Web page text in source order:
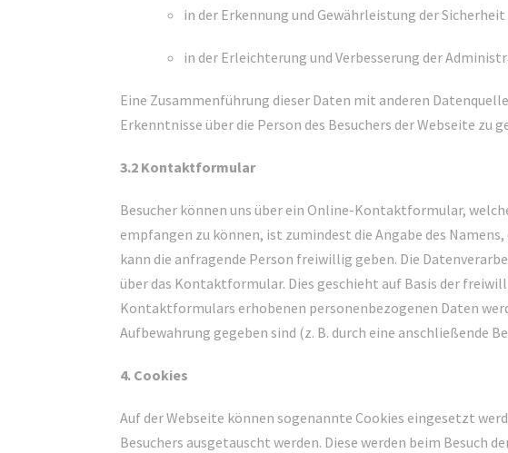
in der Erkennung und Gewährleistung der
in der Erleichterung und Verbesserung der
Eine Zusammenführung dieser Daten mit anderen
Erkenntnisse über die Person des Besuchers der Webseite zu
3.2 Kontaktformular
Besucher können uns über ein Online-Kontaktformular,
empfangen zu können, ist zumindest die Angabe des
kann die anfragende Person freiwillig geben. Die
über das Kontaktformular. Dies geschieht auf Basis der
Kontaktformulars erhobenen personenbezogenen Daten
Aufbewahrung gegeben sind (z. B. durch eine anschließende
4. Cookies
Auf der Webseite können sogenannte Cookies eingesetzt
Besuchers ausgetauscht werden. Diese werden beim Besuch